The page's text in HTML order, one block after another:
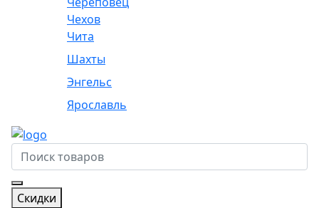
Чехов
Чита
Шахты
Энгельс
Ярославль
Скидки